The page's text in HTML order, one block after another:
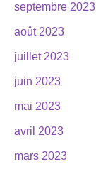
septembre 2023
août 2023
juillet 2023
juin 2023
mai 2023
avril 2023
mars 2023